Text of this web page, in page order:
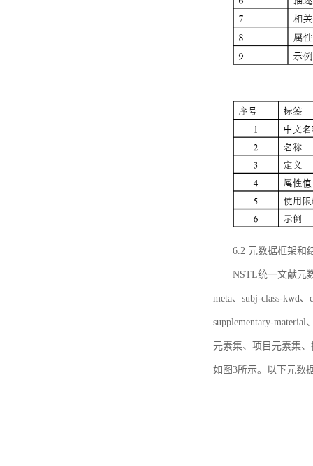
6.2 元数据框架和
NSTL统一文献元
meta、subj-class-kwd
supplementary-
元素集、项目元素集
如图3所示。以下元数